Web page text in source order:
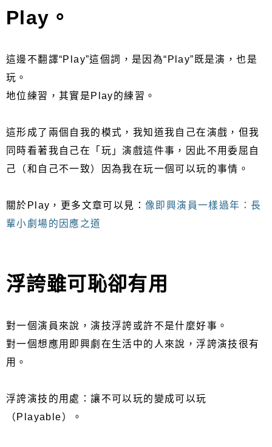
Play。
這邊不翻譯“Play”這個詞，是因為“Play”既是演，也是
玩。
地位練習，其實是Play的練習。
這形成了兩個自我的模式，我知道我自己在演戲，但我
同時看著我自己在「玩」演戲這件事，因此不用委屈自
己（和自己不一致）因為我在玩一個可以玩的事情。
關於Play，更多文章可以見： 像即興演員一樣過年：長
輩小劇場的因應之道
浮誇雖可恥卻有用
對一個演員來說，演技浮誇或許不是什麼好事。
對一個想應用即興劇在生活中的人來說，浮誇演技很有
用。
浮誇演技的用處：讓不可以玩的變成可以玩
（Playable）。